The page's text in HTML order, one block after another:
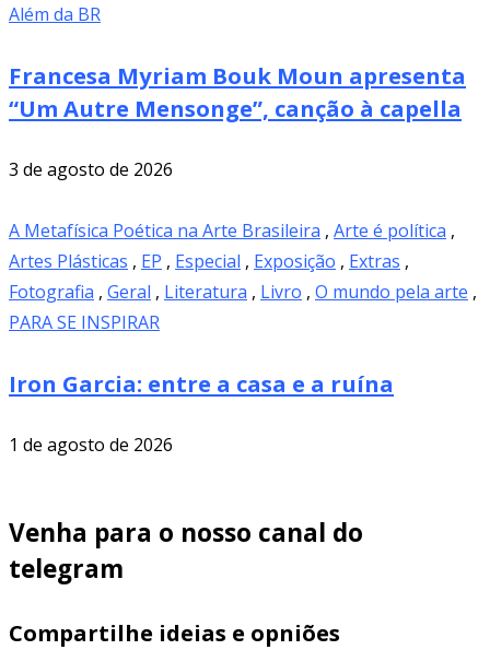
Além da BR
Francesa Myriam Bouk Moun apresenta
“Um Autre Mensonge”, canção à capella
3 de agosto de 2026
A Metafísica Poética na Arte Brasileira , Arte é política ,
Artes Plásticas , EP , Especial , Exposição , Extras ,
Fotografia , Geral , Literatura , Livro , O mundo pela arte ,
PARA SE INSPIRAR
Iron Garcia: entre a casa e a ruína
1 de agosto de 2026
Venha para o nosso canal do
telegram
Compartilhe ideias e opniões